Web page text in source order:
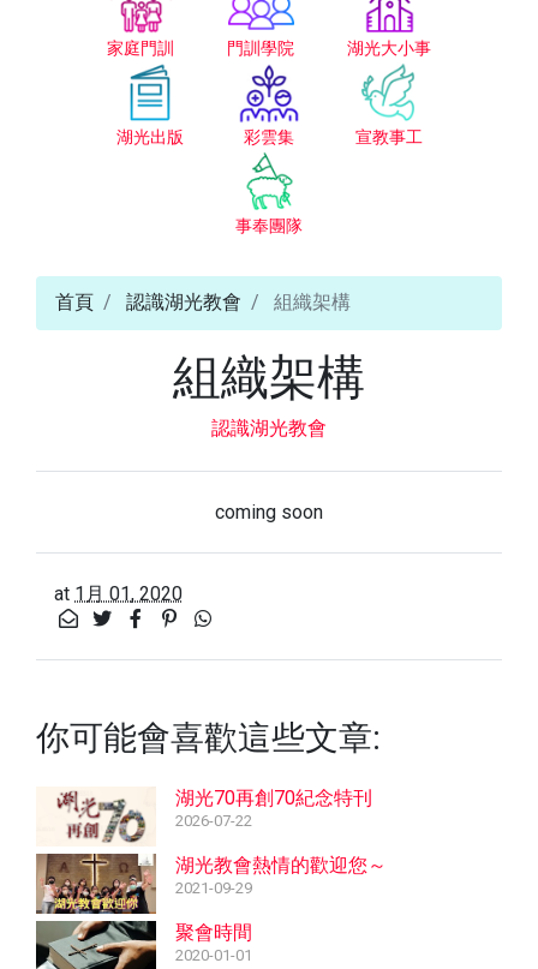
家庭門訓 門訓學院 湖光大小事
湖光出版 彩雲集 宣教事工
事奉團隊
首頁 認識湖光教會 組織架構
組織架構
認識湖光教會
coming soon
at 1月 01, 2020
你可能會喜歡這些文章:
湖光70再創70紀念特刊
2026-07-22
湖光教會熱情的歡迎您～
2021-09-29
聚會時間
2020-01-01